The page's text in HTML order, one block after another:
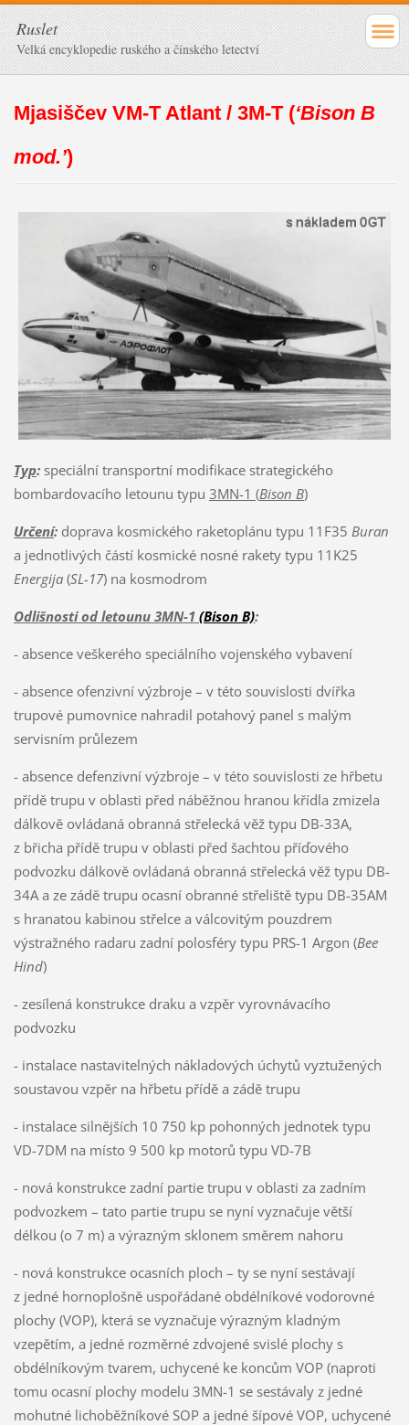
Ruslet
Velká encyklopedie ruského a čínského letectví
Mjasiščev VM-T Atlant / 3M-T (‘Bison B
mod.’)
Typ:speciální transportní modifikace strategického
bombardovacího letounu typu 3MN-1 (Bison B)
Určení:doprava kosmického raketoplánu typu 11F35 Buran
a jednotlivých částí kosmické nosné rakety typu 11K25
Energija(SL-17) na kosmodrom
Odlišnosti od letounu 3MN-1 (Bison B):
- absence veškerého speciálního vojenského vybavení
- absence ofenzivní výzbroje – v této souvislosti dvířka
trupové pumovnice nahradil potahový panel s malým
servisním průlezem
- absence defenzivní výzbroje – v této souvislosti ze hřbetu
přídě trupu v oblasti před náběžnou hranou křídla zmizela
dálkově ovládaná obranná střelecká věž typu DB-33A,
z břicha přídě trupu v oblasti před šachtou příďového
podvozku dálkově ovládaná obranná střelecká věž typu DB-
34A a ze zádě trupu ocasní obranné střeliště typu DB-35AM
s hranatou kabinou střelce a válcovitým pouzdrem
výstražného radaru zadní polosféry typu PRS-1 Argon (Bee
Hind)
- zesílená konstrukce draku a vzpěr vyrovnávacího
podvozku
- instalace nastavitelných nákladových úchytů vyztužených
soustavou vzpěr na hřbetu přídě a zádě trupu
- instalace silnějších 10 750 kp pohonných jednotek typu
VD-7DM na místo 9 500 kp motorů typu VD-7B
- nová konstrukce zadní partie trupu v oblasti za zadním
podvozkem – tato partie trupu se nyní vyznačuje větší
délkou (o 7 m) a výrazným sklonem směrem nahoru
- nová konstrukce ocasních ploch – ty se nyní sestávají
z jedné hornoplošně uspořádané obdélníkové vodorovné
plochy (VOP), která se vyznačuje výrazným kladným
vzepětím, a jedné rozměrné zdvojené svislé plochy s
obdélníkovým tvarem, uchycené ke koncům VOP (naproti
tomu ocasní plochy modelu 3MN-1 se sestávaly z jedné
mohutné lichoběžníkové SOP a jedné šípové VOP, uchycené